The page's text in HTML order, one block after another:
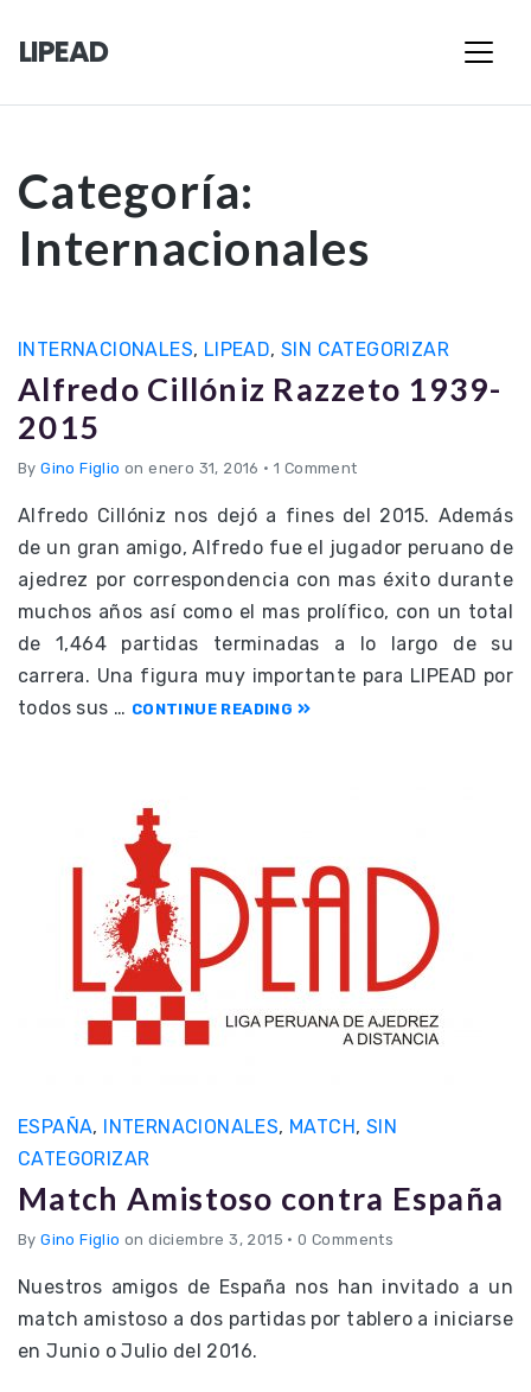
LIPEAD
Categoría:
Internacionales
INTERNACIONALES, LIPEAD,SIN CATEGORIZAR
Alfredo Cillóniz Razzeto 1939-
2015
ByGino Figlio on enero 31, 2016 • 1 Comment
Alfredo Cillóniz nos dejó a fines del 2015. Además
de un gran amigo, Alfredo fue el jugador peruano de
ajedrez por correspondencia con mas éxito durante
muchos años así como el mas prolífico, con un total
de 1,464 partidas terminadas a lo largo de su
carrera. Una figura muy importante para LIPEAD por
todos sus … CONTINUE READING
ESPAÑA, INTERNACIONALES, MATCH, SIN
CATEGORIZAR
Match Amistoso contra España
ByGino Figlio on diciembre 3, 2015 • 0 Comments
Nuestros amigos de España nos han invitado a un
match amistoso a dos partidas por tablero a iniciarse
en Junio o Julio del 2016.